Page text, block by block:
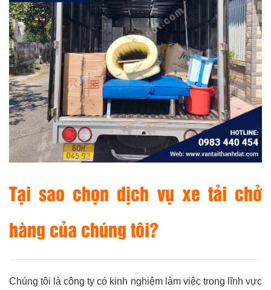
Tại sao chọn dịch vụ xe tải chở
hàng của chúng tôi?
Chúng tôi là công ty có kinh nghiệm làm việc trong lĩnh vực